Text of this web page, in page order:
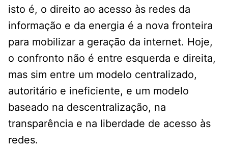
isto é, o direito ao acesso às redes da
informação e da energia é a nova fronteira
para mobilizar a geração da internet. Hoje,
o confronto não é entre esquerda e direita,
mas sim entre um modelo centralizado,
autoritário e ineficiente, e um modelo
baseado na descentralização, na
transparência e na liberdade de acesso às
redes.